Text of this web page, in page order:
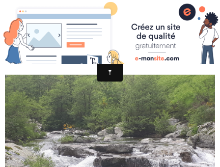
MATHEVET16A